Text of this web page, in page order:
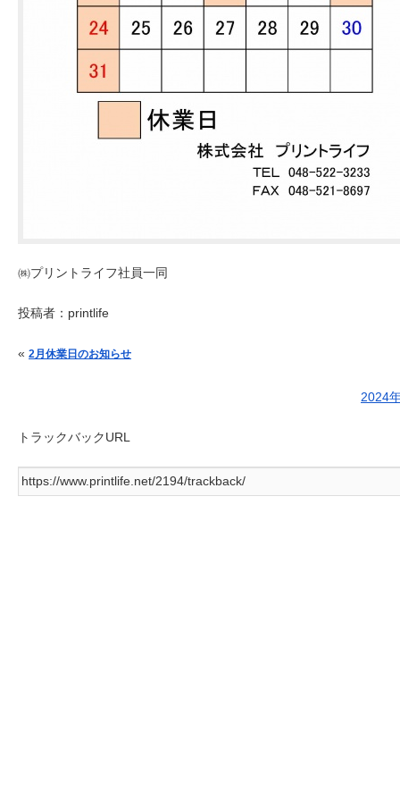
㈱プリントライフ社員一同
投稿者： printlife
投稿ナビゲーション
« 2月休業日のお知らせ
2024
トラックバックURL